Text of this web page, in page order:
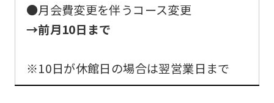
●月会費変更を伴うコース変更
→前月10日まで
※10日が休館日の場合は翌営業日まで